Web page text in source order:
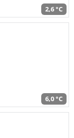
2,6 °C
6,0 °C